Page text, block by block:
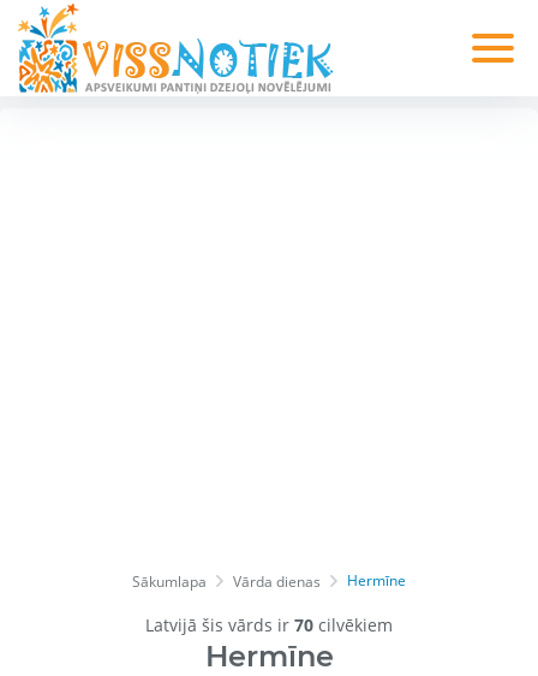
Sākumlapa Vārda dienas Hermīne
Latvijā šis vārds ir 70 cilvēkiem
Hermīne